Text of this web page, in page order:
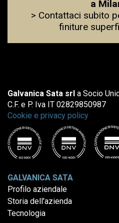
a
> Contattaci subito
finiture
Galvanica Sata srl a Socio
C.F. e P. Iva IT 02829850987
Cookie e privacy policy
GALVANICA SATA
Profilo aziendale
Storia dell'azienda
Tecnologia